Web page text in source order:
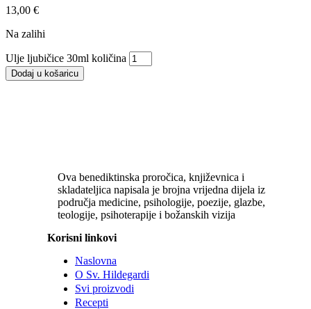
13,00 €
Na zalihi
Ulje ljubičice 30ml količina
Dodaj u košaricu
Ova benediktinska proročica, književnica i
skladateljica napisala je brojna vrijedna dijela iz
područja medicine, psihologije, poezije, glazbe,
teologije, psihoterapije i božanskih vizija
Korisni linkovi
Naslovna
O Sv. Hildegardi
Svi proizvodi
Recepti